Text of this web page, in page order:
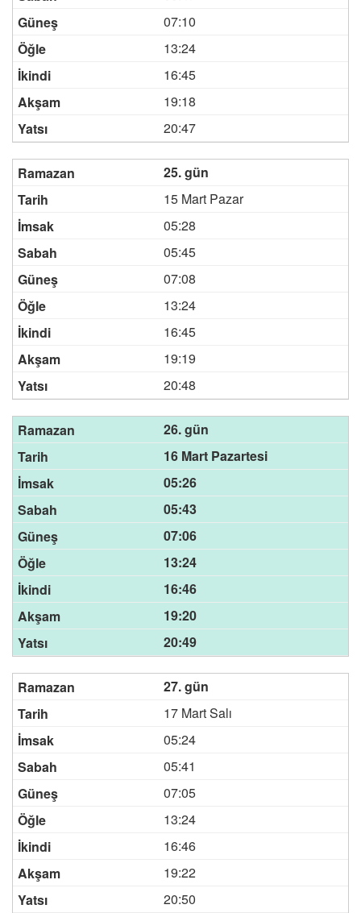
07:10
13:24
16:45
19:18
20:47
25. gün
15 Mart Pazar
05:28
05:45
07:08
13:24
16:45
19:19
20:48
26. gün
16 Mart Pazartesi
05:26
05:43
07:06
13:24
16:46
19:20
20:49
27. gün
17 Mart Salı
05:24
05:41
07:05
13:24
16:46
19:22
20:50